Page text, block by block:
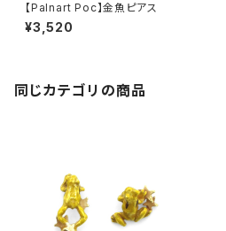
【Palnart Poc】金魚ピアス
¥3,520
同じカテゴリの商品